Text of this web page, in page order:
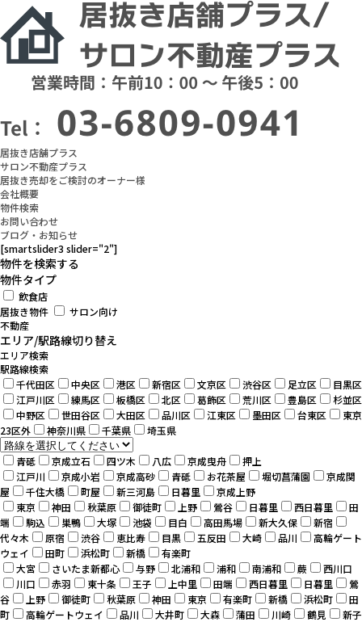
居抜き店舗プラス
サロン不動産プラス
居抜き売却をご検討のオーナー様
会社概要
物件検索
お問い合わせ
ブログ・お知らせ
[smartslider3 slider="2"]
物件を検索する
物件タイプ
飲食店
居抜き物件
サロン向け
不動産
エリア/駅路線切り替え
エリア検索
駅路線検索
千代田区
中央区 港区 新宿区 文京区 渋谷区 足立区
目黒区
江戸川区
練馬区 板橋区 北区 葛飾区 荒川区 豊島区
杉並区
中野区
世田谷区 大田区 品川区 江東区 墨田区 台東区
東京
23区外
神奈川県 千葉県 埼玉県
青砥 京成立石 四ツ木 八広 京成曳舟
押上
江戸川
京成小岩 京成高砂 青砥 お花茶屋 堀切菖蒲園
京成関
屋
千住大橋 町屋 新三河島 日暮里
京成上野
東京
神田 秋葉原 御徒町 上野 鶯谷 日暮里 西日暮里
田
端
駒込 巣鴨 大塚 池袋 目白 高田馬場 新大久保
新宿
代々木
原宿 渋谷 恵比寿 目黒 五反田 大崎 品川
高輪ゲート
ウェイ
田町 浜松町 新橋
有楽町
大宮
さいたま新都心 与野 北浦和 浦和 南浦和 蕨
西川口
川口
赤羽 東十条 王子 上中里 田端 西日暮里 日暮里
鶯
谷
上野 御徒町 秋葉原 神田 東京 有楽町 新橋 浜松町
田
町
高輪ゲートウェイ 品川 大井町 大森 蒲田 川崎 鶴見
新子